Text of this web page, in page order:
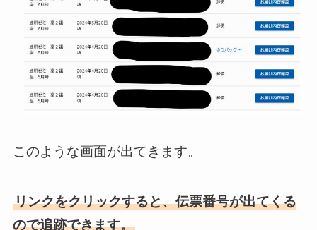
このような画面が出てきます。
リンクをクリックすると、伝票番号が出てくる
ので追跡できます。